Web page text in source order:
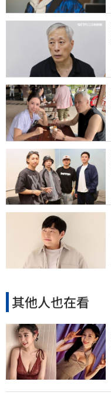
其他人也在看